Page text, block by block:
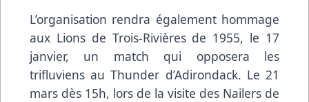
L’organisation rendra également hommage
aux Lions de Trois-Rivières de 1955, le 17
janvier, un match qui opposera les
trifluviens au Thunder d’Adirondack. Le 21
mars dès 15h, lors de la visite des Nailers de